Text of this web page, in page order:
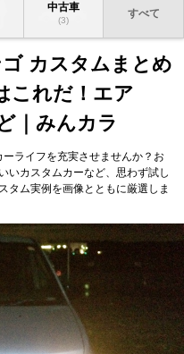
中古車
(3)
すべて
カスタムまとめ
これだ！エア
｜みんカラ
ライフを充実させませんか？お
いカスタムカーなど、思わず試し
タム実例を画像とともに厳選しま